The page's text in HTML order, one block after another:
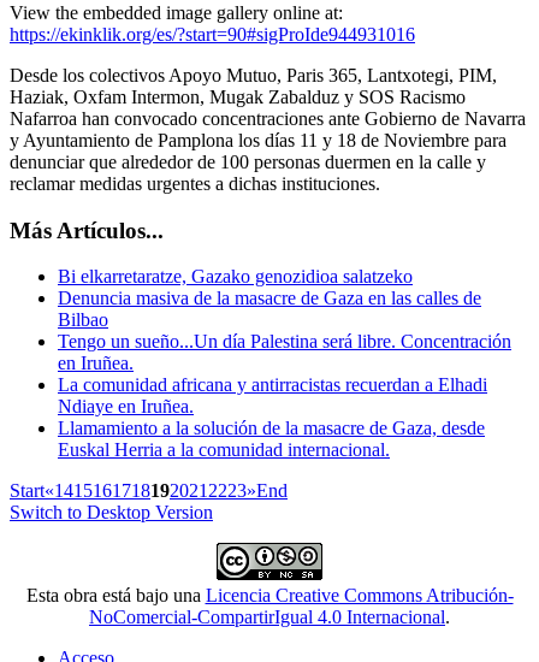
View the embedded image gallery online at:
https://ekinklik.org/es/?start=90#sigProIde944931016
Desde los colectivos Apoyo Mutuo, Paris 365, Lantxotegi, PIM,
Haziak, Oxfam Intermon, Mugak Zabalduz y SOS Racismo
Nafarroa han convocado concentraciones ante Gobierno de Navarra
y Ayuntamiento de Pamplona los días 11 y 18 de Noviembre para
denunciar que alrededor de 100 personas duermen en la calle y
reclamar medidas urgentes a dichas instituciones.
Más Artículos...
Bi elkarretaratze, Gazako genozidioa salatzeko
Denuncia masiva de la masacre de Gaza en las calles de
Bilbao
Tengo un sueño...Un día Palestina será libre. Concentración
en Iruñea.
La comunidad africana y antirracistas recuerdan a Elhadi
Ndiaye en Iruñea.
Llamamiento a la solución de la masacre de Gaza, desde
Euskal Herria a la comunidad internacional.
Start«1415161718192021 2223»End
Switch to Desktop Version
Esta obra está bajo una Licencia Creative Commons Atribución-
NoComercial-CompartirIgual 4.0 Internacional.